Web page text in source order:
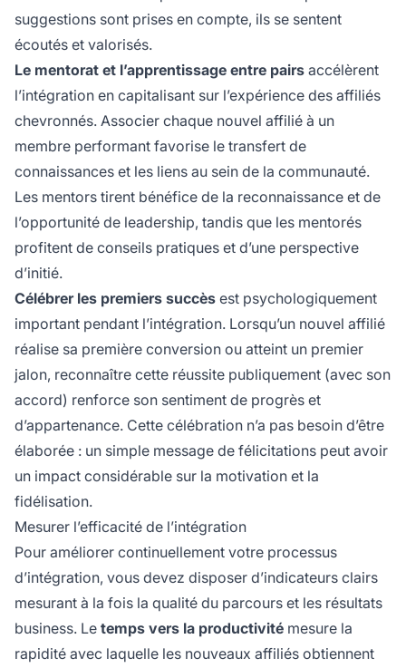
suggestions sont prises en compte, ils se sentent
écoutés et valorisés.
Le mentorat et l’apprentissage entre pairs accélèrent
l’intégration en capitalisant sur l’expérience des affiliés
chevronnés. Associer chaque nouvel affilié à un
membre performant favorise le transfert de
connaissances et les liens au sein de la communauté.
Les mentors tirent bénéfice de la reconnaissance et de
l’opportunité de leadership, tandis que les mentorés
profitent de conseils pratiques et d’une perspective
d’initié.
Célébrer les premiers succès est psychologiquement
important pendant l’intégration. Lorsqu’un nouvel affilié
réalise sa première conversion ou atteint un premier
jalon, reconnaître cette réussite publiquement (avec son
accord) renforce son sentiment de progrès et
d’appartenance. Cette célébration n’a pas besoin d’être
élaborée : un simple message de félicitations peut avoir
un impact considérable sur la motivation et la
fidélisation.
Mesurer l’efficacité de l’intégration
Pour améliorer continuellement votre processus
d’intégration, vous devez disposer d’indicateurs clairs
mesurant à la fois la qualité du parcours et les résultats
business. Le temps vers la productivité mesure la
rapidité avec laquelle les nouveaux affiliés obtiennent